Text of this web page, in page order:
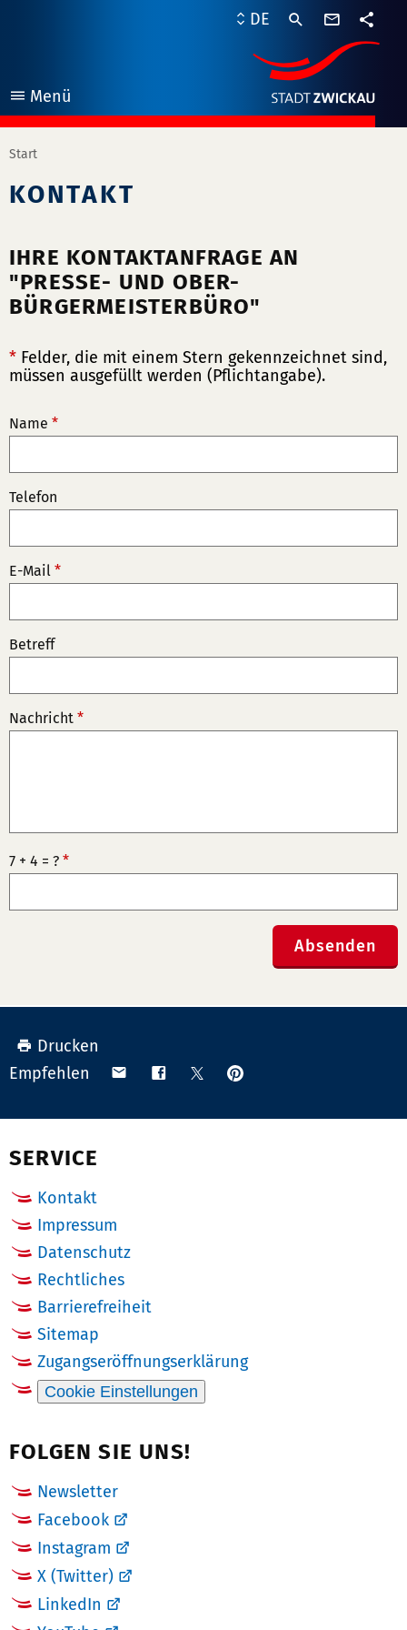
Menü
öffnen
DE
Start
KONTAKT
IHRE KONTAKTANFRAGE AN
"PRESSE- UND OBER-
BÜRGERMEISTERBÜRO"
* Felder, die mit einem Stern gekennzeichnet sind,
müssen ausgefüllt werden (Pflichtangabe).
Name *
Telefon
E-Mail *
Betreff
Nachricht *
7 + 4 = ? *
Absenden
Drucken
Empfehlen
Teilen Teilen TeilenAnpinnen
SERVICE
Kontakt
Impressum
Datenschutz
Rechtliches
Barrierefreiheit
Sitemap
Zugangseröffnungserklärung
Cookie Einstellungen
FOLGEN SIE UNS!
Newsletter
Facebook
Instagram
X (Twitter)
LinkedIn